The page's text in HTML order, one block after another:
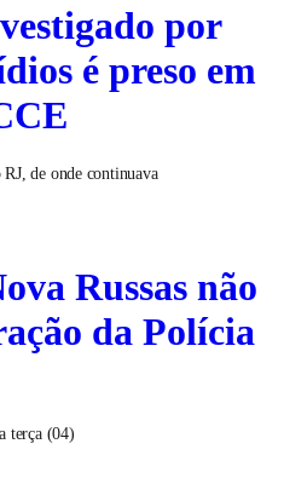
por
é preso em
de onde continuava
Russas não
da Polícia
terça (04)